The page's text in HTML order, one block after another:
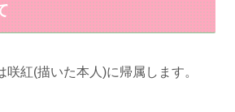
咲紅(描いた本人)に帰属します。